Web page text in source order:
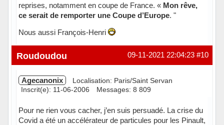
reprises, notamment en coupe de France. « Mon rêve,
ce serait de remporter une Coupe d’Europe. "
Nous aussi François-Henri
Hors ligne #10
09-11-2021 22:04:23
Roudoudou
Agecanonix
Localisation: Paris/Saint Servan
Inscrit(e): 11-06-2006
Messages: 8 809
Pour ne rien vous cacher, j’en suis persuadé. La crise du
Covid a été un accélérateur de particules pour les Pinault,